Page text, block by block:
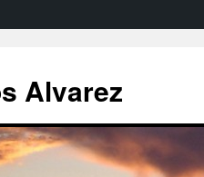
Alvarez